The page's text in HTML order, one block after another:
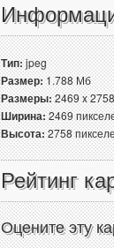
Тип:jpeg
Размер:1.788 Мб
Размеры:2469 x 2758
Ширина:2469
Высота:2758
Рейтинг
Оцените эту